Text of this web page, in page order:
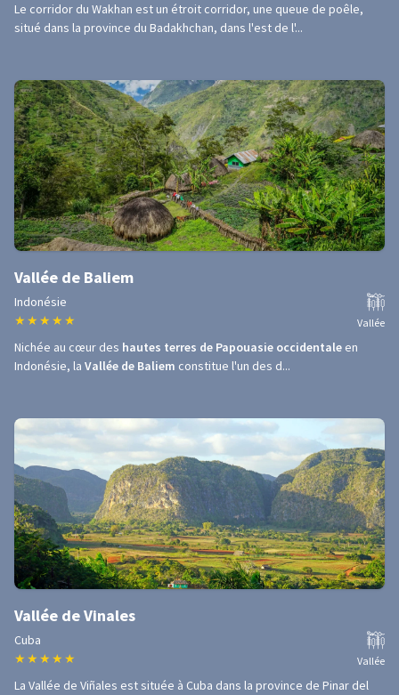
Le corridor du Wakhan est un étroit corridor, une queue de poêle,
situé dans la province du Badakhchan, dans l'est de l'...
Vallée de Baliem
Indonésie
★ ★ ★ ★ ★ Vallée
Nichée au cœur des hautes terres de Papouasie occidentale en
Indonésie, la Vallée de Baliem constitue l'un des d...
Vallée de Vinales
Cuba
★ ★ ★ ★ ★ Vallée
La Vallée de Viñales est située à Cuba dans la province de Pinar del